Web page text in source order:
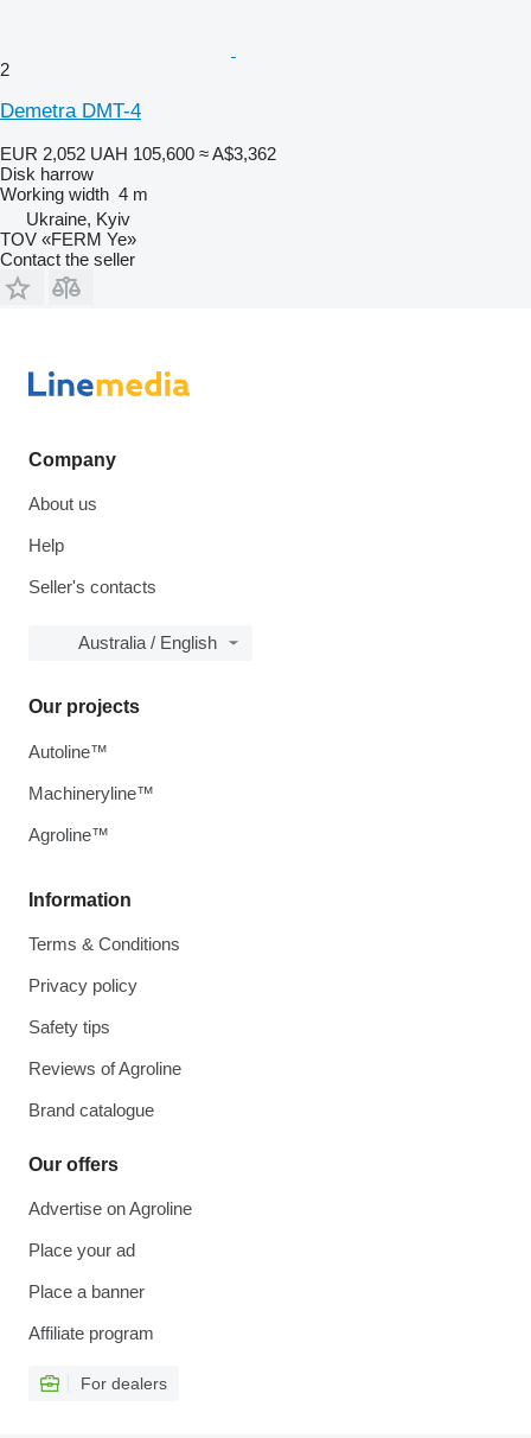
2
Demetra DMT-4
EUR 2,052 UAH 105,600 ≈ A$3,362
Disk harrow
Working width 4 m
Ukraine, Kyiv
TOV «FERM Ye»
Contact the seller
Company
About us
Help
Seller's contacts
Australia / English
Information
Terms & Conditions
Privacy policy
Safety tips
Reviews of Agroline
Brand catalogue
Our offers
Advertise on Agroline
Place your ad
Place a banner
Affiliate program
For dealers
Our projects
Autoline™
Machineryline™
Agroline™